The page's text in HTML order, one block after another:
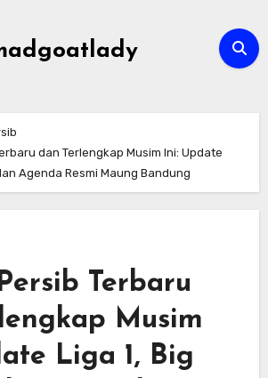
dan Terlengkap Musim Ini: Update
Agenda Resmi Maung Bandung
Terbaru
Musim
Liga 1, Big